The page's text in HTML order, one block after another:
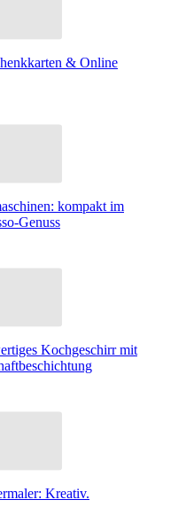
& Online
kompakt im
Genuss
Kochgeschirr mit
Kreativ.